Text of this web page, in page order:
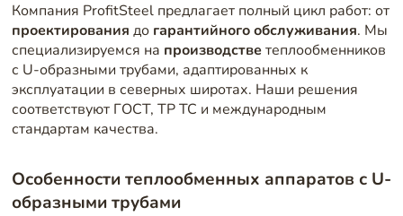
Компания ProfitSteel предлагает полный цикл работ: от
проектирования до гарантийного обслуживания. Мы
специализируемся на производстветеплообменников
с U-образными трубами, адаптированных к
эксплуатации в северных широтах. Наши решения
соответствуют ГОСТ, ТР ТС и международным
стандартам качества.
Особенности теплообменных аппаратов с U-
образными трубами